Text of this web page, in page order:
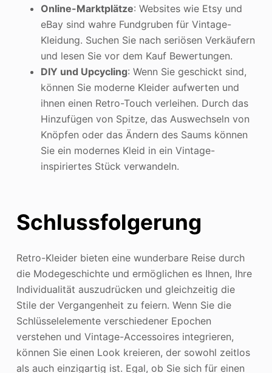
Online-Marktplätze: Websites wie Etsy und
eBay sind wahre Fundgruben für Vintage-
Kleidung. Suchen Sie nach seriösen Verkäufern
und lesen Sie vor dem Kauf Bewertungen.
DIY und Upcycling: Wenn Sie geschickt sind,
können Sie moderne Kleider aufwerten und
ihnen einen Retro-Touch verleihen. Durch das
Hinzufügen von Spitze, das Auswechseln von
Knöpfen oder das Ändern des Saums können
Sie ein modernes Kleid in ein Vintage-
inspiriertes Stück verwandeln.
Schlussfolgerung
Retro-Kleider bieten eine wunderbare Reise durch
die Modegeschichte und ermöglichen es Ihnen, Ihre
Individualität auszudrücken und gleichzeitig die
Stile der Vergangenheit zu feiern. Wenn Sie die
Schlüsselelemente verschiedener Epochen
verstehen und Vintage-Accessoires integrieren,
können Sie einen Look kreieren, der sowohl zeitlos
als auch einzigartig ist. Egal, ob Sie sich für einen